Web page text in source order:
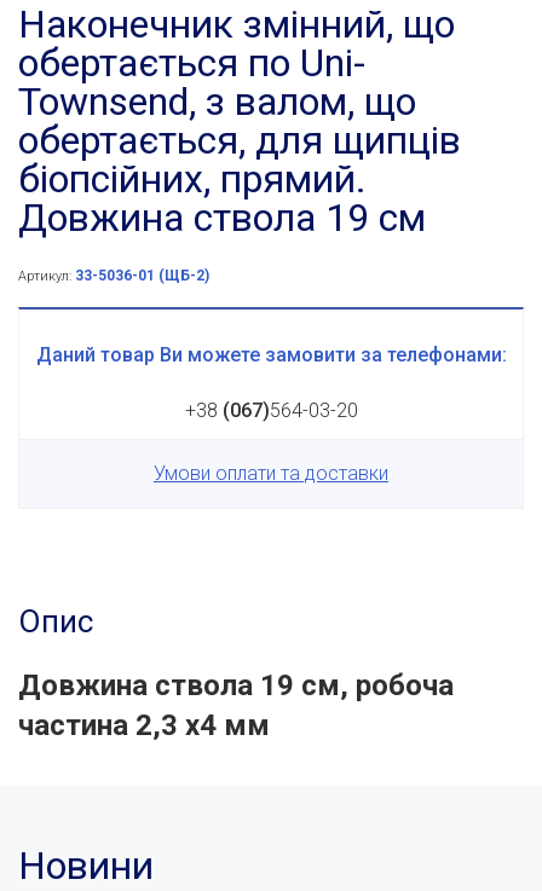
Наконечник змінний, що
обертається по Uni-
Townsend, з валом, що
обертається, для щипців
біопсійних, прямий.
Довжина ствола 19 см
Артикул: 33-5036-01 (ЩБ-2)
Даний товар Ви можете замовити за телефонами:
+38 (067)564-03-20
Умови оплати та доставки
Опис
Довжина ствола 19 см, робоча
частина 2,3 х4 мм
Новини